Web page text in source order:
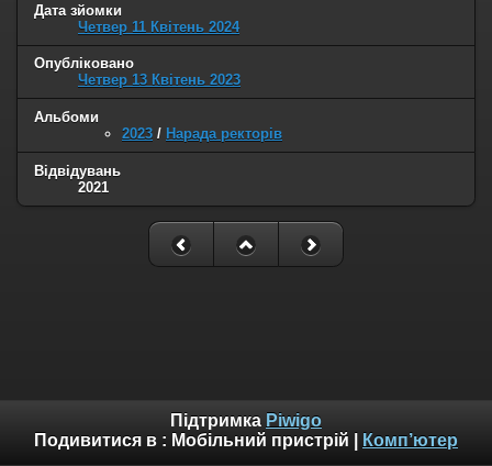
Дата зйомки
Четвер 11 Квітень 2024
Опубліковано
Четвер 13 Квітень 2023
Альбоми
2023 / Нарада ректорів
Відвідувань
2021
Підтримка Piwigo
Подивитися в : Мобільний пристрій Комп’ютер